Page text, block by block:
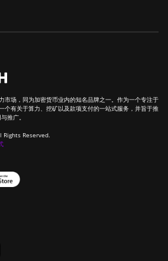
市场，同为加密货币业内的知名品牌之一。作为一个专注于
个有关于算力、挖矿以及款项支付的一站式服务，并旨于推
推广。
Reserved.